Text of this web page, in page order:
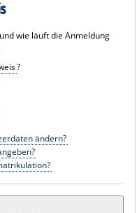
wie läuft die Anmeldung
?
ändern?